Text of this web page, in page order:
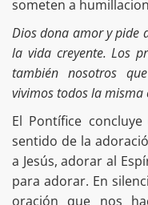
someten a
Dios dona amor y pide
la vida creyente. Los
también nosotros
vivimos todos la misma
El Pontífice
sentido de la
a Jesús, adorar al
para adorar. En
oración que nos